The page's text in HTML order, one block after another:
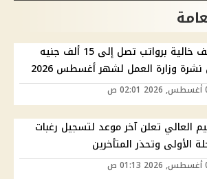
وظائف خالية برواتب تصل إلى 15 ألف جنيه
وزارة العمل لشهر أغسطس 2026
العالي تعلن آخر موعد لتسجيل رغبات
الأولى وتحذر المتأخرين